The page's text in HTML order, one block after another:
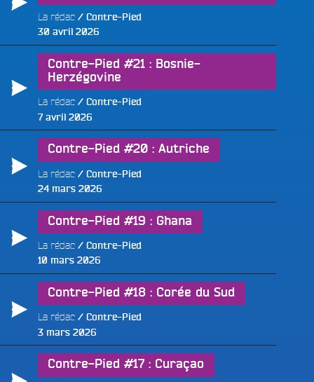
La rédac
Contre-Pied
Publié
30 avril 2026
Contre-Pied #21 : Bosnie-
Herzégovine
La rédac
Contre-Pied
Publié
7 avril 2026
Contre-Pied #20 : Autriche
La rédac
Contre-Pied
Publié
24 mars 2026
Contre-Pied #19 : Ghana
La rédac
Contre-Pied
Publié
10 mars 2026
Contre-Pied #18 : Corée du Sud
La rédac
Contre-Pied
Publié
3 mars 2026
Contre-Pied #17 : Curaçao